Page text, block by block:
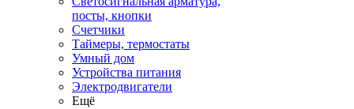
посты, кнопки
Счетчики
Таймеры, термостаты
Умный дом
Устройства питания
Электродвигатели
Ещё